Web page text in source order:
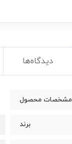
دیدگاه‌ها
مشخصات محصول
برند